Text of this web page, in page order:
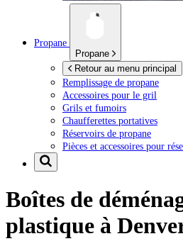
Propane
Propane
Retour au menu principal
Remplissage de propane
Accessoires pour le gril
Grils et fumoirs
Chaufferettes portatives
Réservoirs de propane
Pièces et accessoires pour
Boîtes de
plastique à